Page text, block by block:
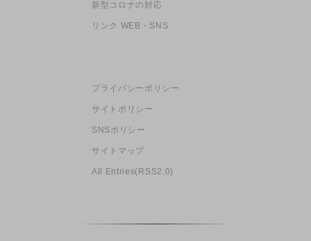
新型コロナの対応
リンク WEB・SNS
プライバシーポリシー
サイトポリシー
SNSポリシー
サイトマップ
All Entries(RSS2.0)